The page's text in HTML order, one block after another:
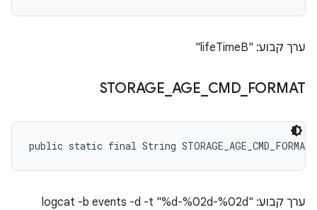
ערך קבוע: "lifeTimeB"
STORAGE AGE CMD_ FORMAT
public static final String STORAGE_AGE_CMD_FORMAT
ערך קבוע: "logcat -b events -d -t "%d-%02d-%02d